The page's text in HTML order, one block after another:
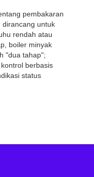
pembakaran
dirancang untuk
rendah atau
boiler minyak
"dua tahap";
berbasis
status